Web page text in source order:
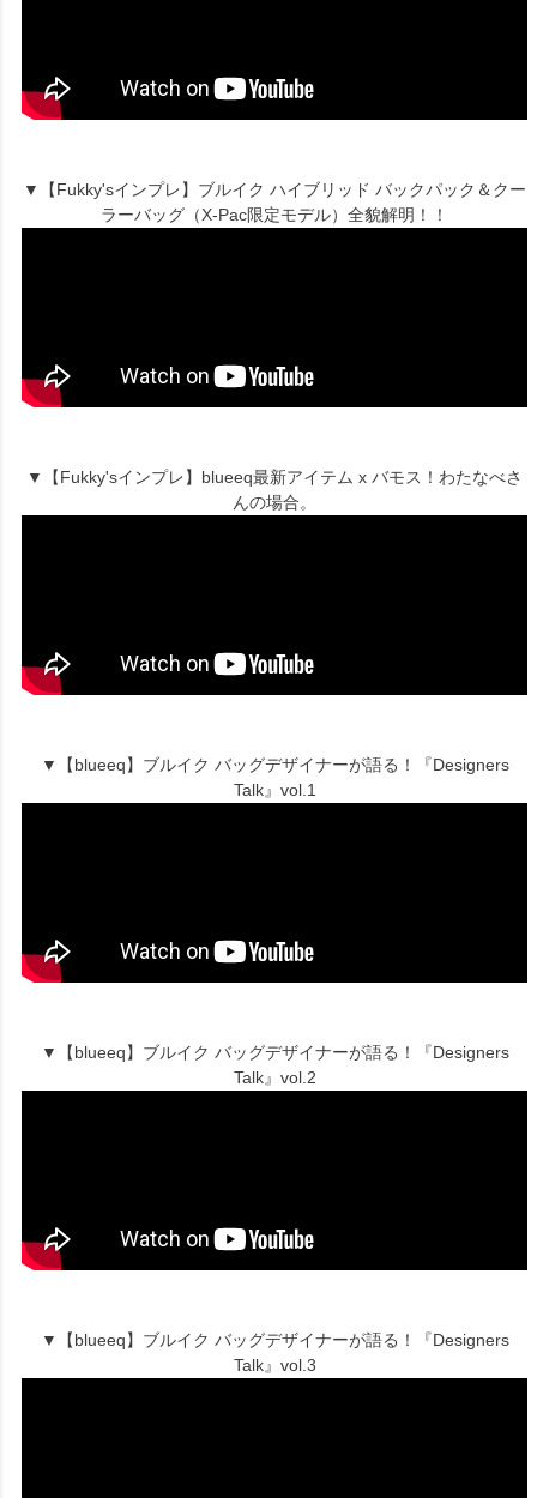
▼【Fukky'sインプレ】ブルイク ハイブリッド バックパック＆クー
ラーバッグ（X-Pac限定モデル）全貌解明！！
▼【Fukky'sインプレ】blueeq最新アイテム x バモス！わたなべさ
んの場合。
▼【blueeq】ブルイク バッグデザイナーが語る！『Designers
Talk』vol.1
▼【blueeq】ブルイク バッグデザイナーが語る！『Designers
Talk』vol.2
▼【blueeq】ブルイク バッグデザイナーが語る！『Designers
Talk』vol.3